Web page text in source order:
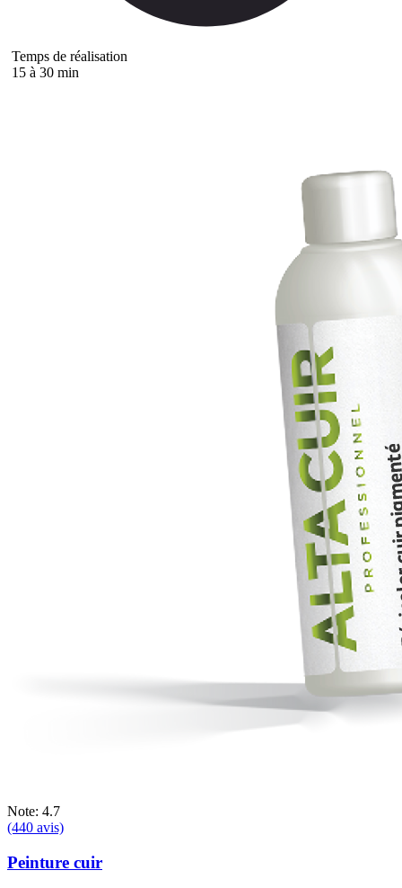
Temps de réalisation
15 à 30 min
Note: 4.7
(440 avis)
Peinture cuir